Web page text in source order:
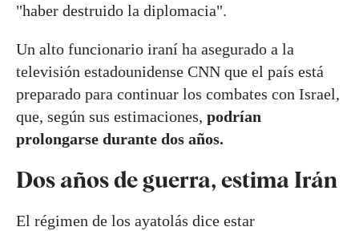
"haber destruido la diplomacia".
Un alto funcionario iraní ha asegurado a la
televisión estadounidense CNN que el país está
preparado para continuar los combates con Israel,
que, según sus estimaciones, podrían
prolongarse durante dos años.
Dos años de guerra, estima Irán
El régimen de los ayatolás dice estar